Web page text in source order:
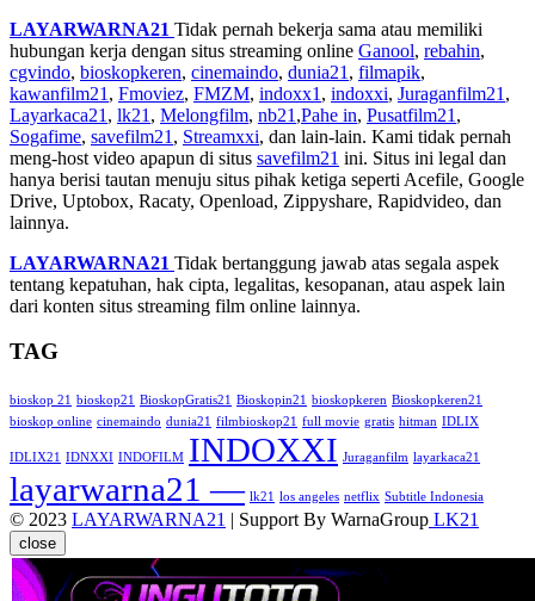
LAYARWARNA21 Tidak pernah bekerja sama atau memiliki
hubungan kerja dengan situs streaming online Ganool, rebahin,
cgvindo, bioskopkeren, cinemaindo, dunia21 , filmapik,
kawanfilm21 , Fmoviez, FMZM, indoxx1 , indoxxi, Juraganfilm21 ,
Layarkaca21 , lk21 , Melongfilm, nb21 ,Pahe in, Pusatfilm21 ,
Sogafime, savefilm21 , Streamxxi, dan lain-lain. Kami tidak pernah
meng-host video apapun di situs savefilm21 ini. Situs ini legal dan
hanya berisi tautan menuju situs pihak ketiga seperti Acefile, Google
Drive, Uptobox, Racaty, Openload, Zippyshare, Rapidvideo, dan
lainnya.
LAYARWARNA21 Tidak bertanggung jawab atas segala aspek
tentang kepatuhan, hak cipta, legalitas, kesopanan, atau aspek lain
dari konten situs streaming film online lainnya.
TAG
bioskop 21 bioskop21 BioskopGratis21 Bioskopin21 bioskopkeren Bioskopkeren21
bioskop online cinemaindo dunia21 filmbioskop21 full movie gratis hitman IDLIX
IDLIX21 IDNXXI INDOFILM INDOXXI Juraganfilm layarkaca21
layarwarna21 — lk21 los angeles netflix Subtitle Indonesia
© 2023 LAYARWARNA21 | Support By WarnaGroup LK21
close